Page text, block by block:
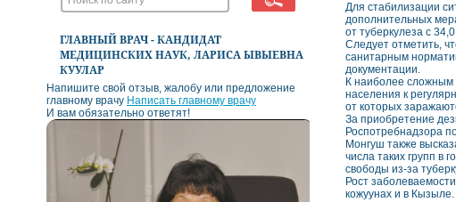
ГЛАВНЫЙ ВРАЧ - КАНДИДАТ
МЕДИЦИНСКИХ НАУК, ЛАРИСА ЫВЫЕВНА
КУУЛАР
Напишите свой отзыв, жалобу или предложение
главному врачу Написать главному врачу
И вам обязательно ответят!
Для стабилизации
дополнительных
от туберкулеза с
Следует отметить,
санитарным
документации.
К наиболее сложным
населения к
от которых
За приобретение
Роспотребнадзора
Монгуш также
числа таких групп в
свободы из-за
Рост
кожуунах и в Кызыле.